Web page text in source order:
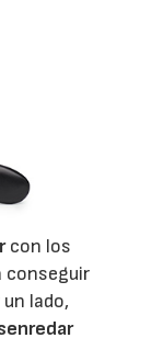
con los
conseguir
lado,